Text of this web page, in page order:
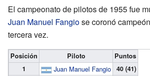
El campeonato de pilotos de 1955 fue
Juan Manuel Fangiose coronó
tercera vez.
Posición Piloto
Puntos
1
Juan Manuel Fangio
40 (41)